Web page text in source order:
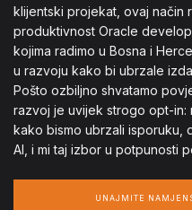
klijentski projekat, ovaj način
produktivnost Oracle
kojima radimo u Bosna i
u razvoju kako bi ubrzale
Pošto ozbiljno shvatamo
razvoj je uvijek strogo opt-in:
kako bismo ubrzali isporuku,
AI, i mi taj izbor u potpunosti
UNAJMITE